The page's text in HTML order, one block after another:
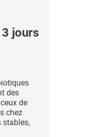
3 jours
des
de
chez
stables,